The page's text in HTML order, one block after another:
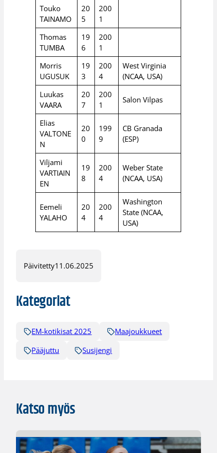
Touko
TAINAMO
20
5
200
1
Thomas
TUMBA
19
6
200
1
Morris
UGUSUK
19
3
200
4
West Virginia
(NCAA, USA)
Luukas
VAARA
20
7
200
1
Salon Vilpas
Elias
VALTONE
N
20
0
199
9
CB Granada
(ESP)
Viljami
VARTIAIN
EN
19
8
200
4
Weber State
(NCAA, USA)
Eemeli
YALAHO
20
4
200
4
Washington
State (NCAA,
USA)
Päivitetty11.06.2025
Kategoriat
EM-kotikisat 2025
Maajoukkueet
Pääjuttu
Susijengi
Katso myös